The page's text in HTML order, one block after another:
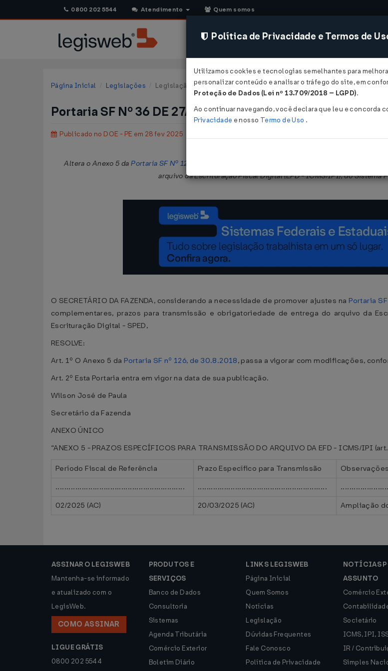
0800 202 5544 Atendimento Quem somos
CONSULTORIA SISTEMAS
Página Inicial Legislações Legislação Estadual - Pernambuco
Portaria SF Nº 36 DE 27/02/2025
Publicado no DOE - PE em 28 fev 2025
Altera o Anexo 5 daPortaria SF Nº 126/2018
, que dispõe sobre especificações técnicas
arquivo da Escrituração Fiscal Digital (EFD - ICMS/IPI), do Sistema
O SECRETÁRIO DA FAZENDA, considerando a necessidade de promover ajustes na Portaria
complementares, prazos para transmissão e obrigatoriedade de entrega do arquivo da
Escrituração Digital - SPED,
RESOLVE:
Art. 1º O Anexo 5 da Portaria SF nº 126, de 30.8.2018, passa a vigorar com modificações,
Art. 2º Esta Portaria entra em vigor na data de sua publicação.
Wilson José de Paula
Secretário da Fazenda
ANEXO ÚNICO
“ANEXO 5 - PRAZOS ESPECÍFICOS PARA TRANSMISSÃO DO ARQUIVO DA EFD - ICMS/IPI
Período Fiscal de Referência Prazo Específico para Transmissão
Observações
...........................................................
...........................................................
02/2025 (AC)
20/03/2025 (AC) Ampliação
ASSINAR O LEGISWEB
Mantenha-se informado
e atualizado com o
LegisWeb.
COMO ASSINAR
LIGUE GRÁTIS
0800 202 5544
PRODUTOS E
SERVIÇOS
Banco de Dados
Consultoria
Sistemas
Agenda Tributária
Comércio Exterior
Boletim Diário
LINKS LEGISWEB
Página Inicial
Quem Somos
Notícias
Legislação
Dúvidas Frequentes
Fale Conosco
Política de Privacidade
NOTÍCIAS
ASSUNTO
Comércio
Societário
ICMS, IPI,
IR /
Simples
Política de Privacidade e Termos de
Utilizamos cookies e tecnologias semelhantes para
personalizar conteúdo e analisar o tráfego do site, em
Proteção de Dados (Lei nº 13.709/2018 – LGPD).
Ao continuar navegando, você declara que leu e concorda
Privacidade e nosso Termo de Uso .